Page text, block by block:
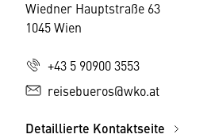
Wiedner Hauptstraße 63
1045 Wien
+43 5 90900 3553
reisebueros@wko.at
Detaillierte Kontaktseite